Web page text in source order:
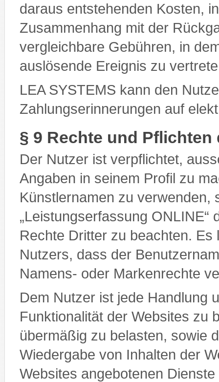
daraus entstehenden Kosten,
Zusammenhang mit der
vergleichbare Gebühren, in
auslösende Ereignis zu
LEA SYSTEMS kann den
Zahlungserinnerungen auf
§ 9 Rechte und Pflichten
Der Nutzer ist verpflichtet,
Angaben in seinem Profil zu
Künstlernamen zu verwenden,
„Leistungserfassung
Rechte Dritter zu beachten.
Nutzers, dass der
Namens- oder Markenrechte
Dem Nutzer ist jede Handlung
Funktionalität der Websites zu
übermäßig zu belasten, sowie
Wiedergabe von Inhalten der
Websites angebotenen